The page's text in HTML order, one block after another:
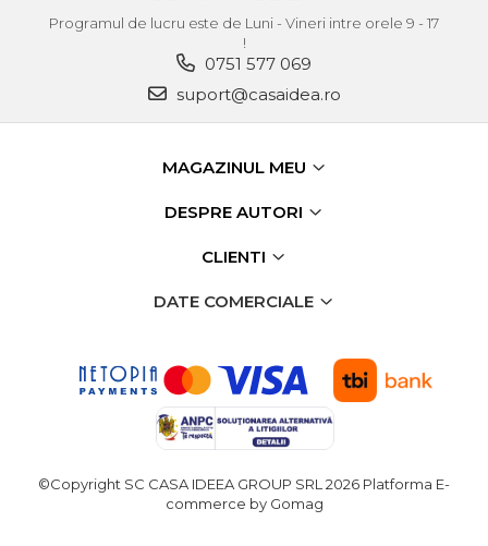
Programul de lucru este de Luni - Vineri intre orele 9 - 17
!
0751 577 069
suport@casaidea.ro
MAGAZINUL MEU
DESPRE AUTORI
CLIENTI
DATE COMERCIALE
©Copyright SC CASA IDEEA GROUP SRL 2026 Platforma E-
commerce by Gomag